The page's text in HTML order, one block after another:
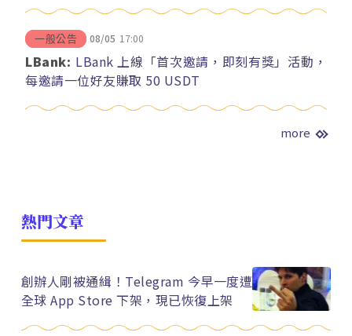
一般公告 08/05 17:00
LBank: LBank 上線「首次邀請，即刻有獎」活動，
每邀請一位好友賺取 50 USDT
more
熱門文章
創辦人剛被通緝！Telegram 今早一度遭
全球 App Store 下架，現已恢復上架